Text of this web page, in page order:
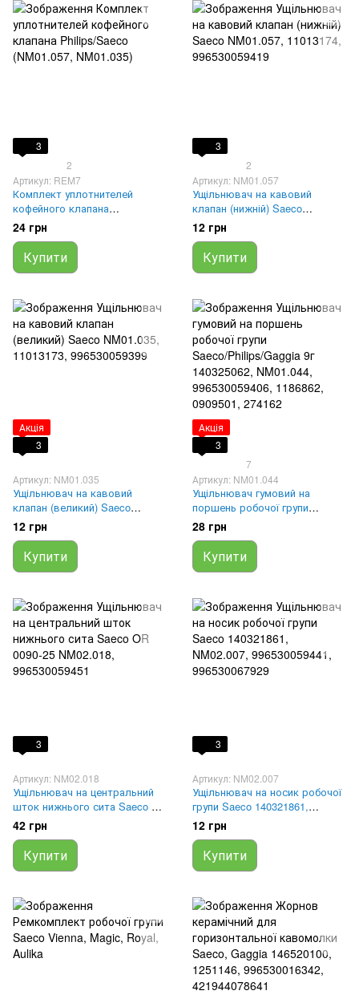
3
2
Артикул: REM7
Комплект уплотнителей
кофейного клапана
Philips/Saeco (NM01.057,
NM01.035)
24 грн
Купити
3
2
Артикул: NM01.057
Ущільнювач на кавовий
клапан (нижній) Saeco
NM01.057, 11013174,
996530059419
12 грн
Купити
Акція
3
Артикул: NM01.035
Ущільнювач на кавовий
клапан (великий) Saeco
NM01.035, 11013173,
996530059399
12 грн
Купити
Акція
3
7
Артикул: NM01.044
Ущільнювач гумовий на
поршень робочої групи
Saeco/Philips/Gaggia 9г
140325062, NM01.044,
996530059406, 1186862,
0909501, 274162
28 грн
Купити
3
Артикул: NM02.018
Ущільнювач на центральний
шток нижнього сита Saeco OR
0090-25 NM02.018,
996530059451
42 грн
Купити
3
Артикул: NM02.007
Ущільнювач на носик робочої
групи Saeco 140321861,
NM02.007, 996530059441,
996530067929
12 грн
Купити